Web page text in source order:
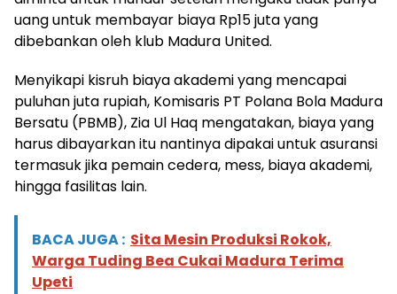
uang untuk membayar biaya Rp15 juta yang
dibebankan oleh klub Madura United.
Menyikapi kisruh biaya akademi yang mencapai
puluhan juta rupiah, Komisaris PT Polana Bola Madura
Bersatu (PBMB), Zia Ul Haq mengatakan, biaya yang
harus dibayarkan itu nantinya dipakai untuk asuransi
termasuk jika pemain cedera, mess, biaya akademi,
hingga fasilitas lain.
BACA JUGA : Sita Mesin Produksi Rokok,
Warga Tuding Bea Cukai Madura Terima
Upeti